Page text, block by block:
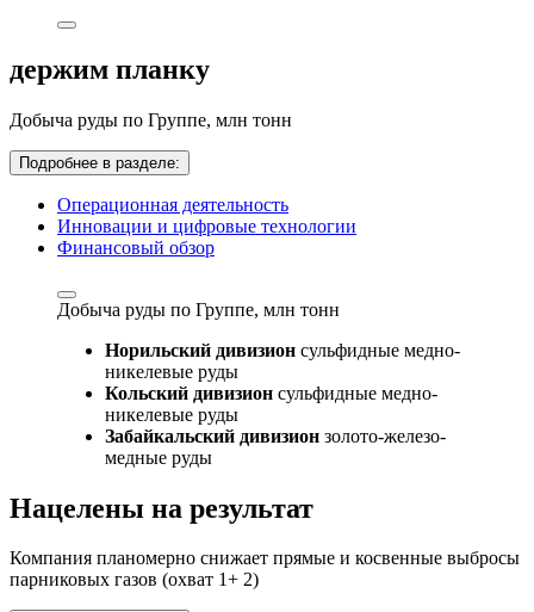
держим планку
Добыча руды по Группе, млн тонн
Подробнее в разделе:
Операционная деятельность
Инновации и цифровые технологии
Финансовый обзор
Добыча руды по Группе, млн тонн
Норильский дивизион сульфидные медно-
никелевые руды
Кольский дивизион сульфидные медно-
никелевые руды
Забайкальский дивизион золото-железо-
медные руды
Нацелены на результат
Компания планомерно снижает прямые и косвенные выбросы
парниковых газов (охват 1+ 2)